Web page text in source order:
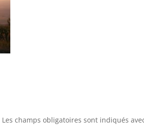
Les champs obligatoires sont indiqués